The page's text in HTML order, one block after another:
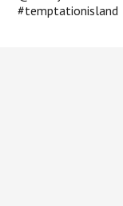
#temptationisland